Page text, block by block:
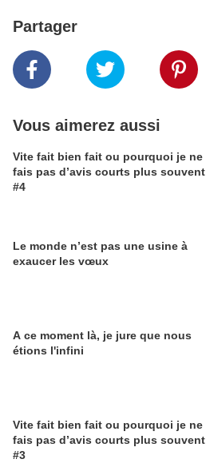
Partager
Vous aimerez aussi
Vite fait bien fait ou pourquoi je ne
fais pas d’avis courts plus souvent
#4
Le monde n’est pas une usine à
exaucer les vœux
A ce moment là, je jure que nous
étions l'infini
Vite fait bien fait ou pourquoi je ne
fais pas d’avis courts plus souvent
#3